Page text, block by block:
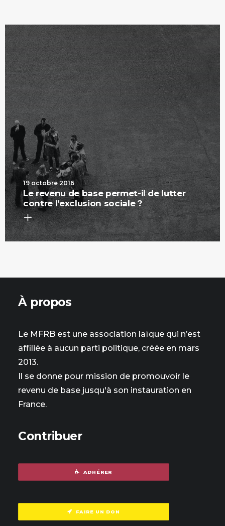
19 octobre 2016
Le revenu de base permet-il de lutter
contre l’exclusion sociale ?
À propos
Le MFRB est une association laïque qui n’est
affiliée à aucun parti politique, créée en mars
2013.
Il se donne pour mission de promouvoir le
revenu de base jusqu'à son instauration en
France.
Contribuer
ADHÉRER
FAIRE UN DON